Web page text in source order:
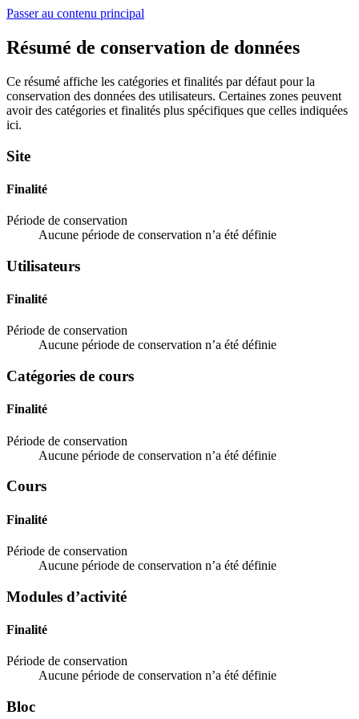
Passer au contenu principal
Résumé de conservation de données
Ce résumé affiche les catégories et finalités par défaut pour la
conservation des données des utilisateurs. Certaines zones peuvent
avoir des catégories et finalités plus spécifiques que celles indiquées
ici.
Site
Finalité
Période de conservation
Aucune période de conservation n’a été définie
Utilisateurs
Finalité
Période de conservation
Aucune période de conservation n’a été définie
Catégories de cours
Finalité
Période de conservation
Aucune période de conservation n’a été définie
Cours
Finalité
Période de conservation
Aucune période de conservation n’a été définie
Modules d’activité
Finalité
Période de conservation
Aucune période de conservation n’a été définie
Bloc